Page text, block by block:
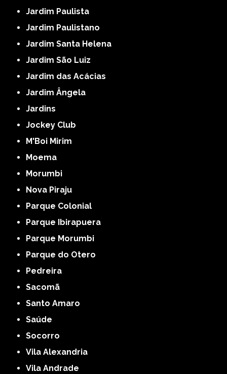
Jardim Paulista
Jardim Paulistano
Jardim Santa Helena
Jardim São Luiz
Jardim das Acácias
Jardim Ângela
Jardins
Jockey Club
M'Boi Mirim
Moema
Morumbi
Nova Piraju
Parque Colonial
Parque Ibirapuera
Parque Morumbi
Parque do Otero
Pedreira
Sacomã
Santo Amaro
Saúde
Socorro
Vila Alexandria
Vila Andrade